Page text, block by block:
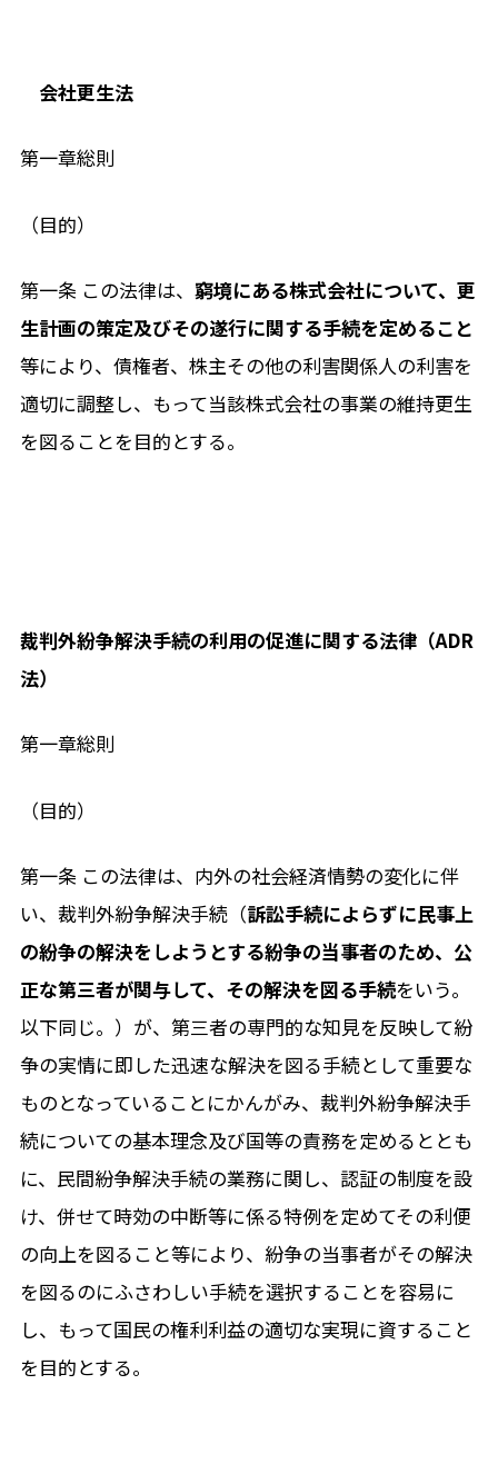
会社更生法
第一章総則
（目的）
第一条 この法律は、 窮境にある株式会社について、更
生計画の策定及びその遂行に関する手続を定めること
等により、債権者、株主その他の利害関係人の利害を
適切に調整し、もって当該株式会社の事業の維持更生
を図ることを目的とする。
裁判外紛争解決手続の利用の促進に関する法律（ADR
法）
第一章総則
（目的）
第一条 この法律は、内外の社会経済情勢の変化に伴
い、裁判外紛争解決手続（訴訟手続によらずに民事上
の紛争の解決をしようとする紛争の当事者のため、公
正な第三者が関与して、その解決を図る手続をいう。
以下同じ。）が、第三者の専門的な知見を反映して紛
争の実情に即した迅速な解決を図る手続として重要な
ものとなっていることにかんがみ、裁判外紛争解決手
続についての基本理念及び国等の責務を定めるととも
に、民間紛争解決手続の業務に関し、認証の制度を設
け、併せて時効の中断等に係る特例を定めてその利便
の向上を図ること等により、紛争の当事者がその解決
を図るのにふさわしい手続を選択することを容易に
し、もって国民の権利利益の適切な実現に資すること
を目的とする。